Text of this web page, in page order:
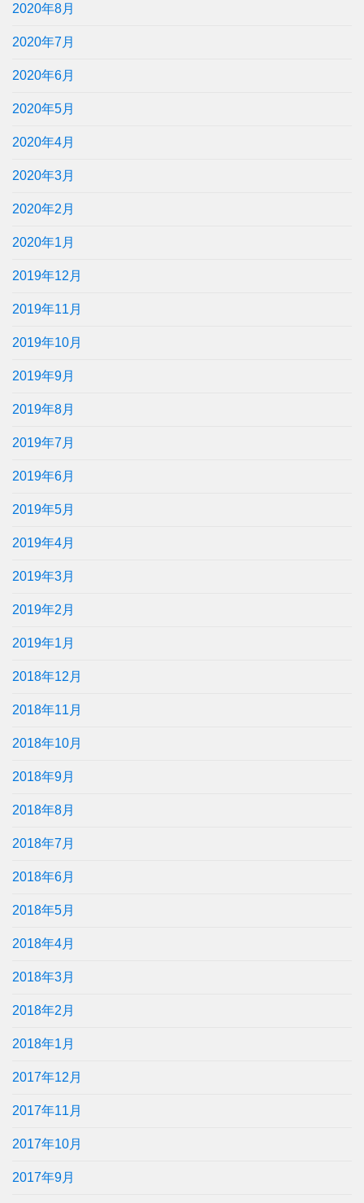
2020年8月
2020年7月
2020年6月
2020年5月
2020年4月
2020年3月
2020年2月
2020年1月
2019年12月
2019年11月
2019年10月
2019年9月
2019年8月
2019年7月
2019年6月
2019年5月
2019年4月
2019年3月
2019年2月
2019年1月
2018年12月
2018年11月
2018年10月
2018年9月
2018年8月
2018年7月
2018年6月
2018年5月
2018年4月
2018年3月
2018年2月
2018年1月
2017年12月
2017年11月
2017年10月
2017年9月